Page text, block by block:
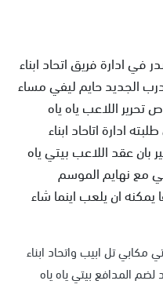
ادارة فريق اتحاد ابناء
الجديد حايم ليفي مساء
تحرير اللاعب ياه ياه
ادارة اتاحاد ابناء
بان عقد اللاعب بيتي ياه
مع نهايم الموسم
يمكنه ان يلعب اينما شاء
تل ابيب واتحاد ابناء
المدافع بيتي ياه ياه